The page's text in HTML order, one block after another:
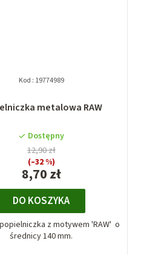
metalowa RAW
Dostępny
8,70 zł
12,90 zł
(–32 %)
DO KOSZYKA
z motywem 'RAW' o
średnicy 140 mm.
Kod : 19774989